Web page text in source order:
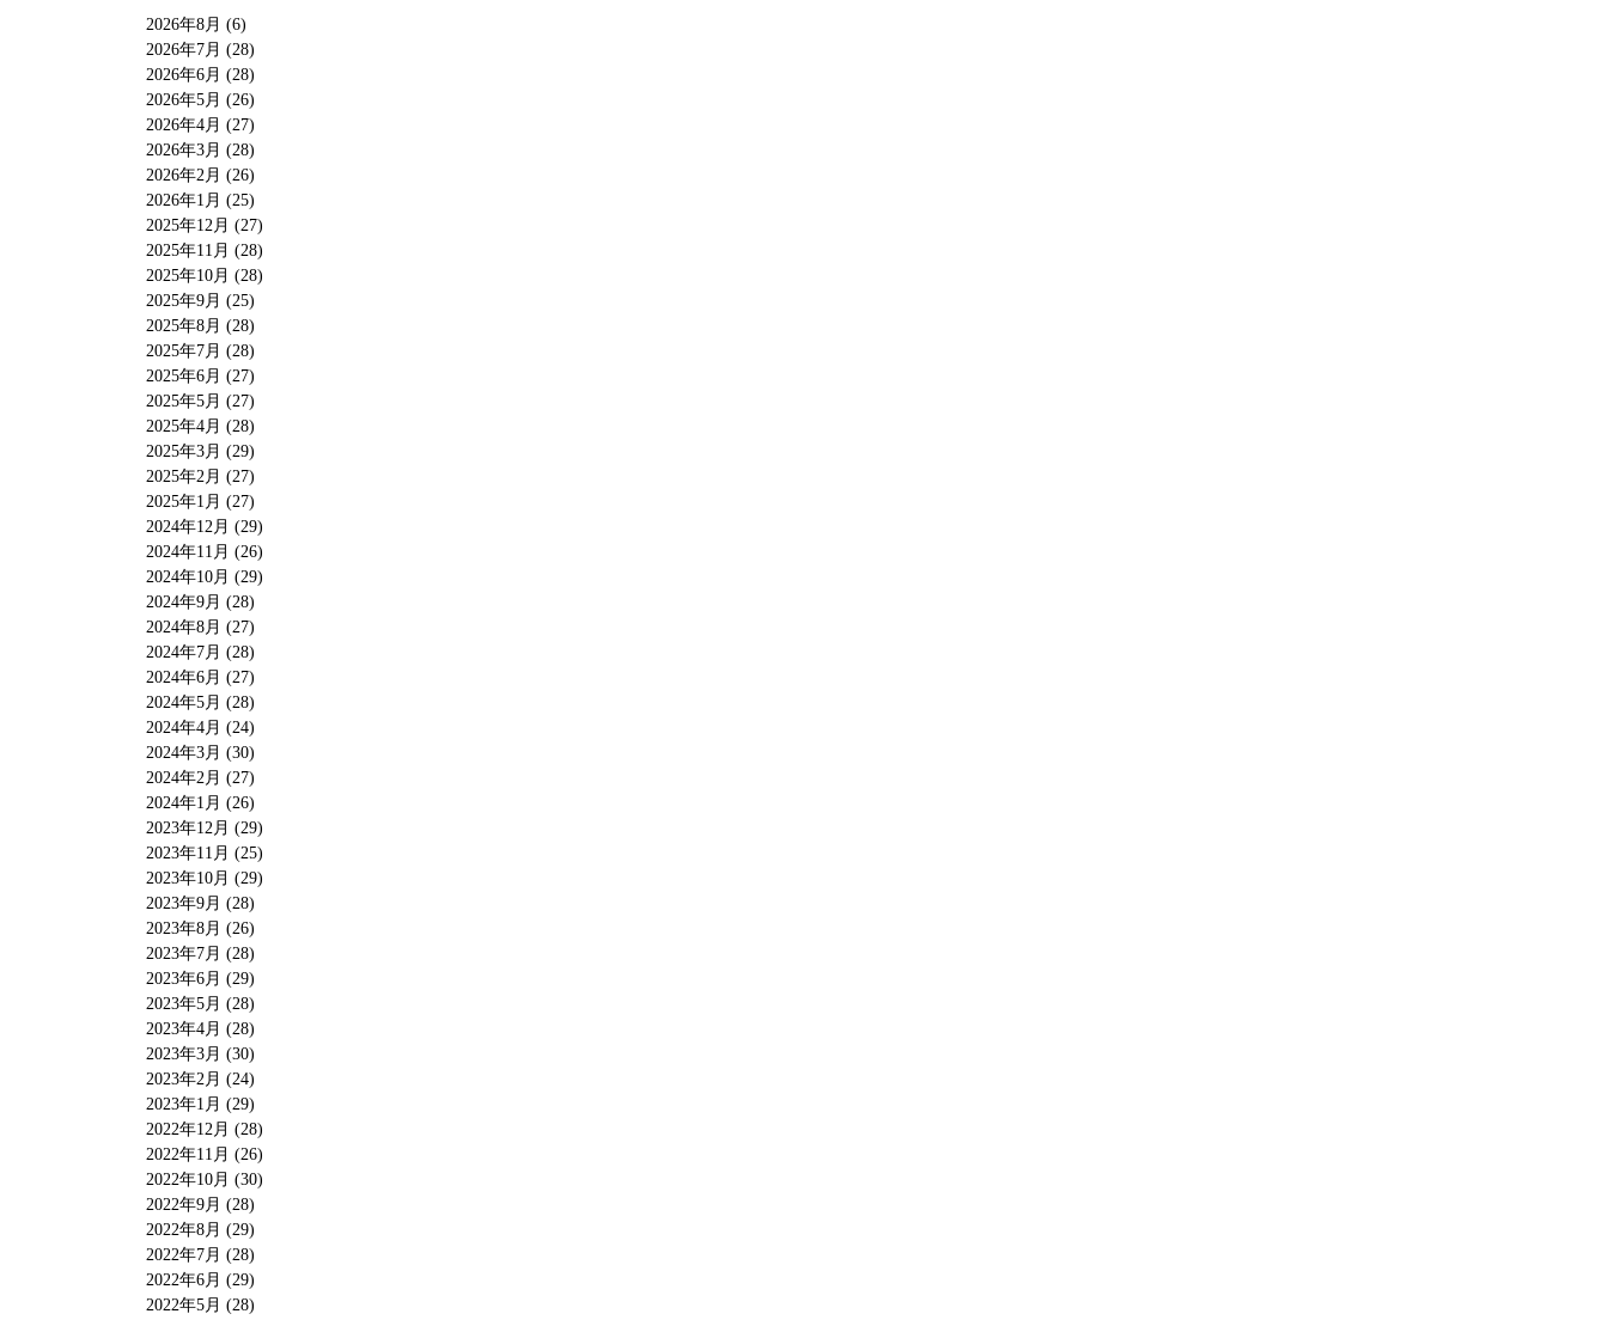
2026年8月 (6)
2026年7月 (28)
2026年6月 (28)
2026年5月 (26)
2026年4月 (27)
2026年3月 (28)
2026年2月 (26)
2026年1月 (25)
2025年12月 (27)
2025年11月 (28)
2025年10月 (28)
2025年9月 (25)
2025年8月 (28)
2025年7月 (28)
2025年6月 (27)
2025年5月 (27)
2025年4月 (28)
2025年3月 (29)
2025年2月 (27)
2025年1月 (27)
2024年12月 (29)
2024年11月 (26)
2024年10月 (29)
2024年9月 (28)
2024年8月 (27)
2024年7月 (28)
2024年6月 (27)
2024年5月 (28)
2024年4月 (24)
2024年3月 (30)
2024年2月 (27)
2024年1月 (26)
2023年12月 (29)
2023年11月 (25)
2023年10月 (29)
2023年9月 (28)
2023年8月 (26)
2023年7月 (28)
2023年6月 (29)
2023年5月 (28)
2023年4月 (28)
2023年3月 (30)
2023年2月 (24)
2023年1月 (29)
2022年12月 (28)
2022年11月 (26)
2022年10月 (30)
2022年9月 (28)
2022年8月 (29)
2022年7月 (28)
2022年6月 (29)
2022年5月 (28)